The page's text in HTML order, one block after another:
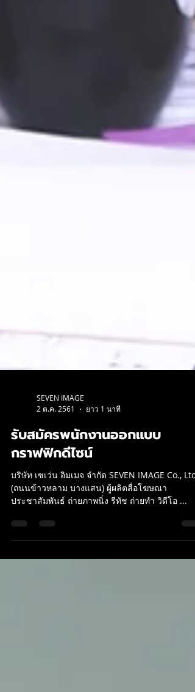
2 ต.ค. 2561
ยาว 1 นาที
รับสมัครพนักงานออกแบบ
กราฟฟิกดีไซน์
บริษัท เซเว่น อิมเมจ จำกัด SEVEN IMAGE Co., Ltd.
ประชาสัมพันธ์ ถ่ายภาพนิ่ง รีทัช ถ่ายทำ วิดีโอ ...